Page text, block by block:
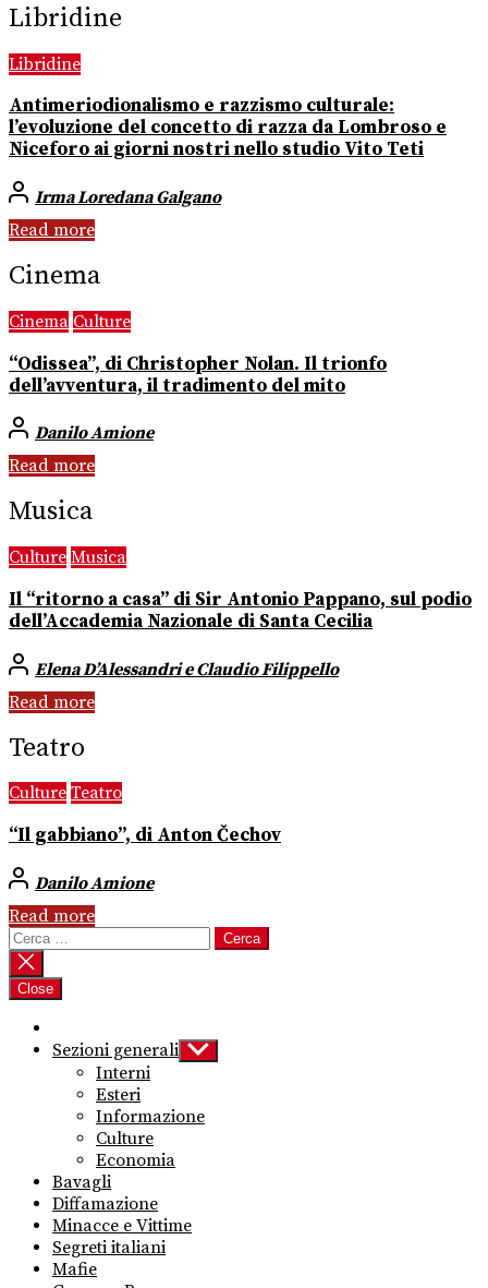
Libridine
Libridine
Antimeriodionalismo e razzismo culturale:
l’evoluzione del concetto di razza da Lombroso e
Niceforo ai giorni nostri nello studio Vito Teti
Irma Loredana Galgano
Read more
Cinema
Cinema Culture
“Odissea”, di Christopher Nolan. Il trionfo
dell’avventura, il tradimento del mito
Danilo Amione
Read more
Musica
Culture Musica
Il “ritorno a casa” di Sir Antonio Pappano, sul podio
dell’Accademia Nazionale di Santa Cecilia
Elena D’Alessandri e Claudio Filippello
Read more
Teatro
Culture Teatro
“Il gabbiano”, di Anton Čechov
Danilo Amione
Read more
Ricerca
per:
Close
Sezioni generali Show
sub
Interni
Esteri
Informazione
Culture
Economia
Bavagli
Diffamazione
Minacce e Vittime
Segreti italiani
Mafie